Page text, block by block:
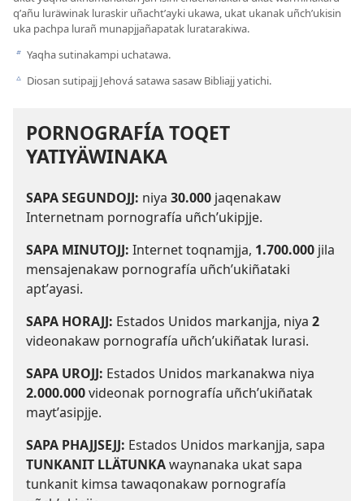
qʼañu luräwinak luraskir uñachtʼayki ukawa, ukat ukanak uñchʼukisin
uka pachpa lurañ munapjjañapatak luratarakiwa.
b Yaqha sutinakampi uchatawa.
c Diosan sutipajj Jehová satawa sasaw Bibliajj yatichi.
PORNOGRAFÍA TOQET
YATIYÄWINAKA
SAPA SEGUNDOJJ: niya 30.000 jaqenakaw
Internetnam pornografía uñchʼukipjje.
SAPA MINUTOJJ: Internet toqnamjja, 1.700.000 jila
mensajenakaw pornografía uñchʼukiñataki
aptʼayasi.
SAPA HORAJJ: Estados Unidos markanjja, niya 2
videonakaw pornografía uñchʼukiñatak lurasi.
SAPA UROJJ: Estados Unidos markanakwa niya
2.000.000videonak pornografía uñchʼukiñatak
maytʼasipjje.
SAPA PHAJJSEJJ: Estados Unidos markanjja, sapa
TUNKANIT LLÄTUNKAwaynanaka ukat sapa
tunkanit kimsa tawaqonakaw pornografía